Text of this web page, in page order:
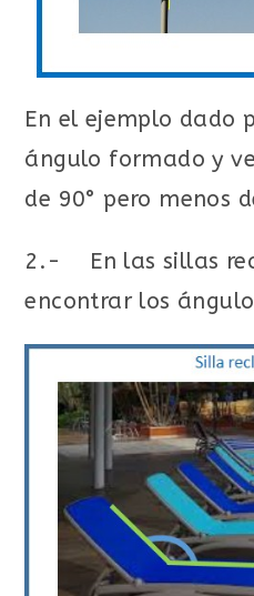
En el ejemplo dado
ángulo formado y
de 90° pero menos
2.- En las sillas
encontrar los